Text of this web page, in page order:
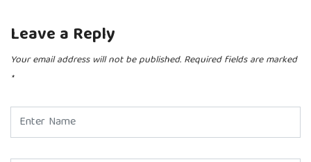
Leave a Reply
Your email address will not be published. Required fields are marked
*